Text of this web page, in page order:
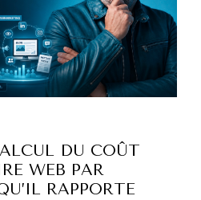
DU COÛT
WEB PAR
RAPPORTE